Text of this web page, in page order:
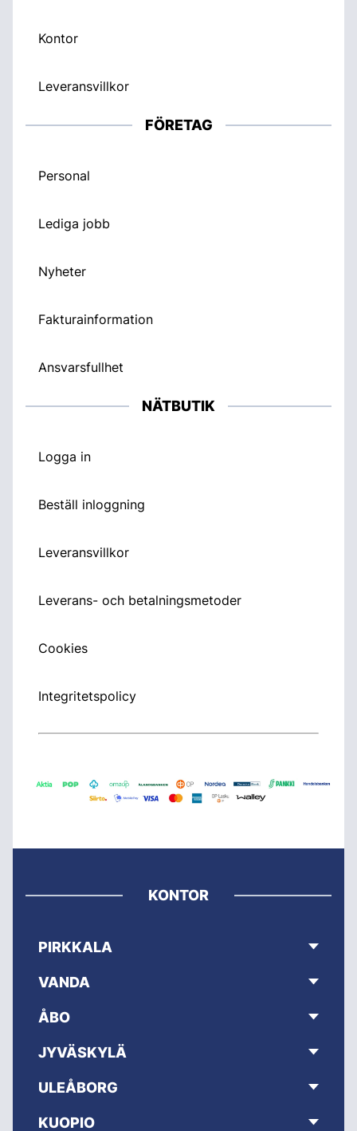
Kontor
Leveransvillkor
FÖRETAG
Personal
Lediga jobb
Nyheter
Fakturainformation
Ansvarsfullhet
NÄTBUTIK
Logga in
Beställ inloggning
Leveransvillkor
Leverans- och betalningsmetoder
Cookies
Integritetspolicy
KONTOR
PIRKKALA
VANDA
ÅBO
JYVÄSKYLÄ
ULEÅBORG
KUOPIO